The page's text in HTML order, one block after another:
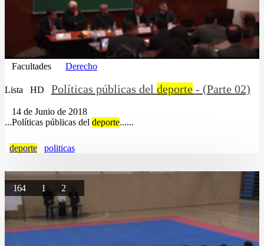
Facultades Derecho
Lista HD Políticas públicas del deporte - (Parte 02)
14 de Junio de 2018
...Políticas públicas del deporte......
deporte politicas
164 1 2